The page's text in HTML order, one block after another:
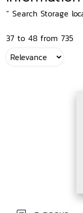
“ Search Storage
37 to 48 from 735